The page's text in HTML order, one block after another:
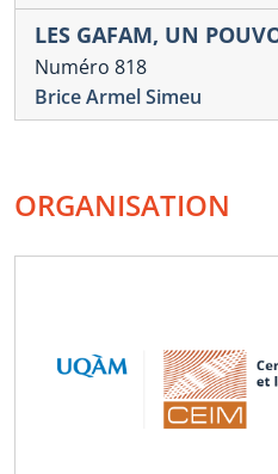
LES GAFAM, UN
Numéro 818
Brice Armel Simeu
ORGANISATION